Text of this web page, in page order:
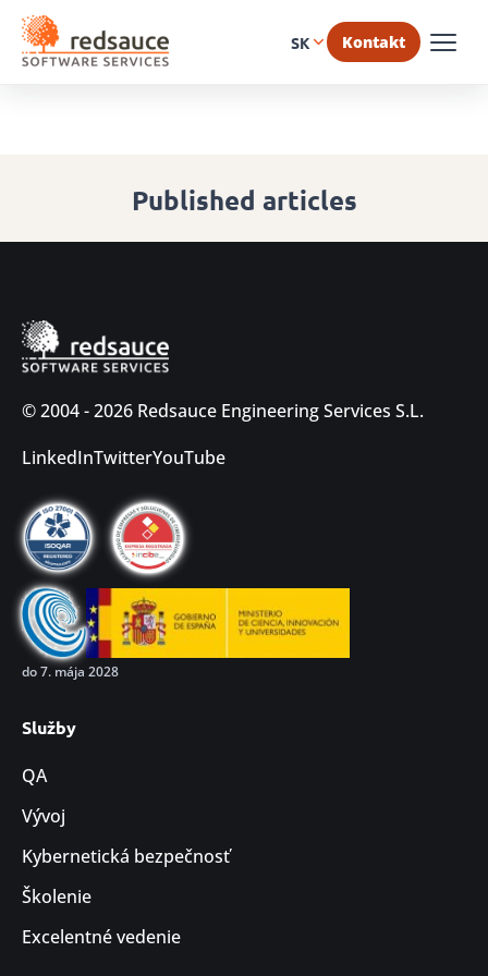
SK Kontakt
Published articles
© 2004 - 2026 Redsauce Engineering Services S.L.
LinkedInTwitterYouTube
do 7. mája 2028
Služby
QA
Vývoj
Kybernetická bezpečnosť
Školenie
Excelentné vedenie